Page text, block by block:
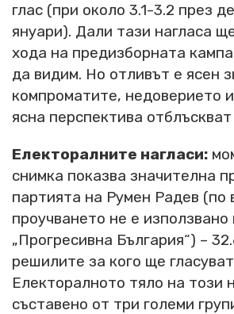
глас (при около 3.1-3.2 през
януари). Дали тази нагласа
хода на предизборната
да видим. Но отливът е ясен
компроматите, недоверието
ясна перспектива
Електоралните нагласи:
снимка показва значителна
партията на Румен Радев (по
проучването не е използвано
„Прогресивна България“) –
решилите за кого ще
Електоралното тяло на този
съставено от три големи